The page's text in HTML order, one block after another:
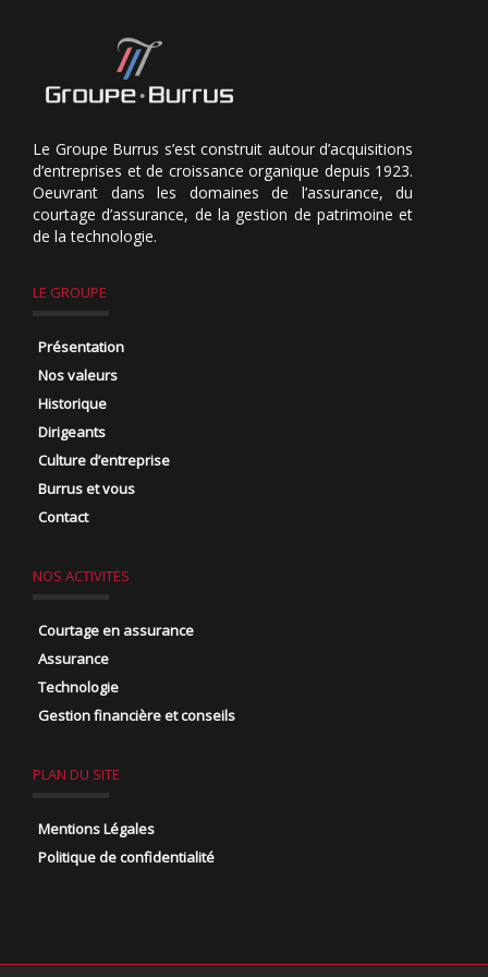
Le Groupe Burrus s’est construit autour d’acquisitions
d’entreprises et de croissance organique depuis 1923.
Oeuvrant dans les domaines de l’assurance, du
courtage d’assurance, de la gestion de patrimoine et
de la technologie.
LE GROUPE
Présentation
Nos valeurs
Historique
Dirigeants
Culture d’entreprise
Burrus et vous
Contact
NOS ACTIVITÉS
Courtage en assurance
Assurance
Technologie
Gestion financière et conseils
PLAN DU SITE
Mentions Légales
Politique de confidentialité